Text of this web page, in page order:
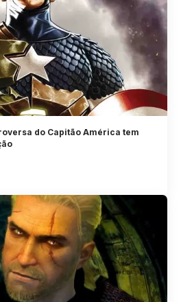
do Capitão América tem